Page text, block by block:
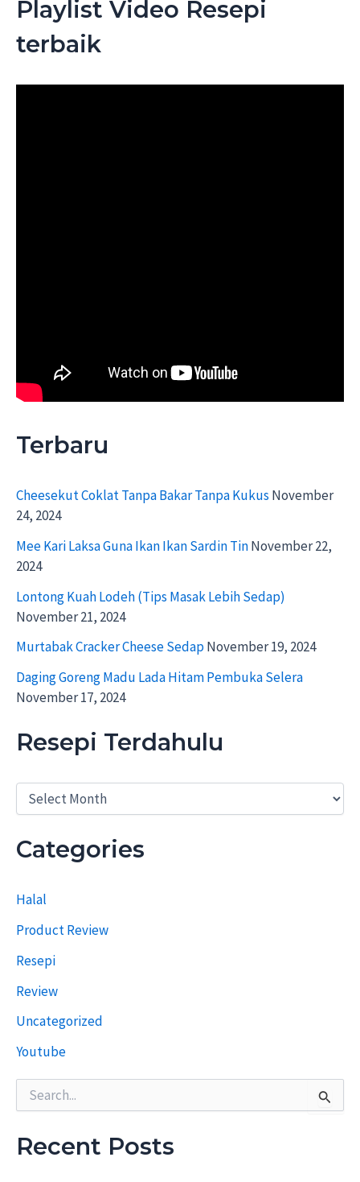
c
f
Playlist Video Resepi
terbaik
Terbaru
Cheesekut Coklat Tanpa Bakar Tanpa Kukus November
24, 2024
Mee Kari Laksa Guna Ikan Ikan Sardin TinNovember 22,
2024
Lontong Kuah Lodeh (Tips Masak Lebih Sedap)
November 21, 2024
Murtabak Cracker Cheese SedapNovember 19, 2024
Daging Goreng Madu Lada Hitam Pembuka Selera
November 17, 2024
Resepi Terdahulu
R
e
p
e
d
h
u
l
u
Categories
Halal
Product Review
Resepi
Review
Uncategorized
Youtube
rRecent Posts